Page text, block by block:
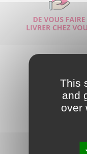
Ce
This
and
over